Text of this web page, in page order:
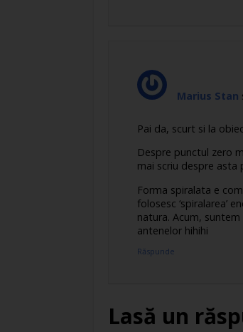
Marius Stan
Pai da, scurt si la
Despre punctul zero
mai scriu despre asta
Forma spiralata e
folosesc ‘spiralarea’
natura. Acum,
antenelor hihihi
Răspunde
Lasă un